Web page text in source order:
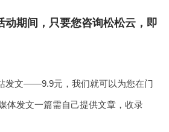
期间，只要您咨询松松云，即
发文——9.9元，我们就可以为您在门
体发文一篇需自己提供文章，收录